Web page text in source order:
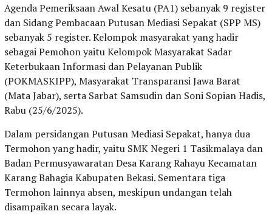
Agenda Pemeriksaan Awal Kesatu (PA1) sebanyak 9 register
dan Sidang Pembacaan Putusan Mediasi Sepakat (SPP MS)
sebanyak 5 register. Kelompok masyarakat yang hadir
sebagai Pemohon yaitu Kelompok Masyarakat Sadar
Keterbukaan Informasi dan Pelayanan Publik
(POKMASKIPP), Masyarakat Transparansi Jawa Barat
(Mata Jabar), serta Sarbat Samsudin dan Soni Sopian Hadis,
Rabu (25/6/2025).
Dalam persidangan Putusan Mediasi Sepakat, hanya dua
Termohon yang hadir, yaitu SMK Negeri 1 Tasikmalaya dan
Badan Permusyawaratan Desa Karang Rahayu Kecamatan
Karang Bahagia Kabupaten Bekasi. Sementara tiga
Termohon lainnya absen, meskipun undangan telah
disampaikan secara layak.